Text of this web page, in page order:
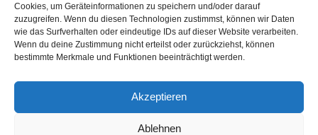
Cookies, um Geräteinformationen zu speichern und/oder darauf
zuzugreifen. Wenn du diesen Technologien zustimmst, können wir Daten
wie das Surfverhalten oder eindeutige IDs auf dieser Website verarbeiten.
Wenn du deine Zustimmung nicht erteilst oder zurückziehst, können
bestimmte Merkmale und Funktionen beeinträchtigt werden.
Akzeptieren
Ablehnen
also an und vereinbarte einen Termin. Bei dem
ersten Treffen erzählte ich ihm 50 Minuten lang
meine Geschichte, und dann erklärte er mir 10
Minuten lang, was mit mir los sei. Diese 10
Minuten waren für mich aber äußerst
aufschlussreich, so dass sich der Stundensatz
von 60,-€ für mich voll gelohnt hatten: